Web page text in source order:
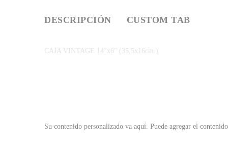
DESCRIPCIÓN CUSTOM TAB
CAJA VINTAGE 14″x6″ (35,5x16cm.)
Su contenido personalizado va aquí. Puede agregar el